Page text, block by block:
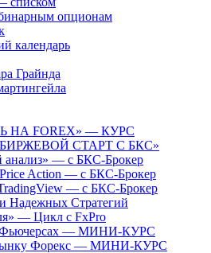
опционам
календарь
Грайнда
НА FOREX» — КУРС
СТАРТ С БКС»
анализ» — с БКС-Брокер
Price Action — с БКС-Брокер
— с БКС-Брокер
Надежных Стратегий
— Цикл с FxPro
Фьючерсах — МИНИ-КУРС
Форекс — МИНИ-КУРС